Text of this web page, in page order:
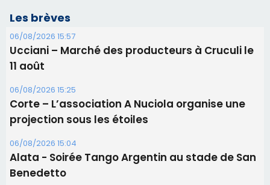
06/08/2026 15:04
Alata - Soirée Tango Argentin au stade de San
Benedetto
05/08/2026 09:53
Biguglia : messe de la Sainte-Marie et
procession le 14 août
31/07/2026 08:24
Tennis - Début ce week-end du tournoi du
RCPV